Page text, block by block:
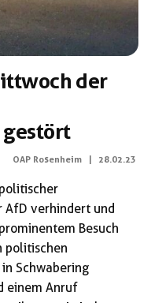
der
OAP Rosenheim 28.02.23
AfD verhindert und
Besuch
politischen
Schwabering
einem Anruf